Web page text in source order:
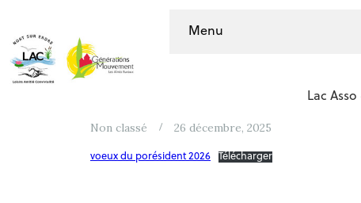
Menu
Lac
VOEUX 2026 DU
Non classé 26 décembre, 2025
voeux du porésident 2026 Télécharger